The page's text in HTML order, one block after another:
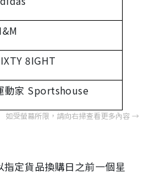
8IGHT
動家 Sportshouse
定貨品換購日之前一個星